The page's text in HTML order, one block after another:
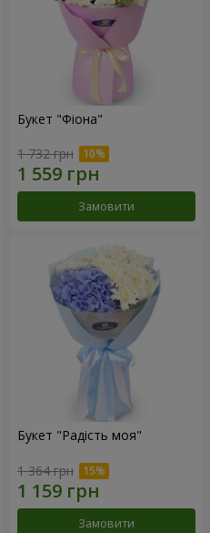
Букет "Фіона"
1 732 грн
Замовити
Букет "Радість моя"
1 364 грн
Замовити